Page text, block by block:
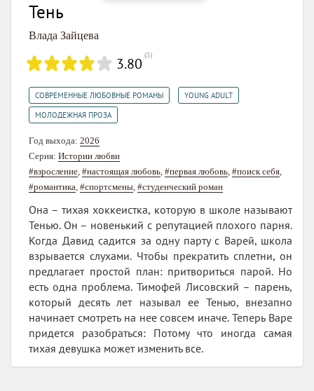
Тень
Влада Зайцева
3.80 (5)
СОВРЕМЕННЫЕ ЛЮБОВНЫЕ РОМАНЫ YOUNG ADULT
МОЛОДЕЖНАЯ ПРОЗА
Год выхода: 2026
Серия: Истории любви
#взросление, #настоящая любовь, #первая любовь, #поиск себя,
#романтика, #спортсмены, #студенческий роман
Она – тихая хоккеистка, которую в школе называют
Тенью. Он – новенький с репутацией плохого парня.
Когда Давид садится за одну парту с Варей, школа
взрывается слухами. Чтобы прекратить сплетни, он
предлагает простой план: притвориться парой. Но
есть одна проблема. Тимофей Лисовский – парень,
который десять лет называл ее Тенью, внезапно
начинает смотреть на нее совсем иначе. Теперь Варе
придется разобраться: Потому что иногда самая
тихая девушка может изменить все.